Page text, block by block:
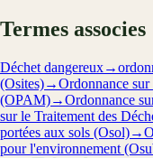
Termes associes
Déchet dangereux→
(Osites)→Ordonnance
(OPAM)→Ordonnance
sur le Traitement des
portées aux sols (Osol)→
pour l'environnement